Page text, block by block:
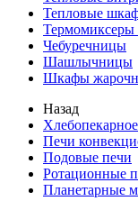
Тепловые
Термомиксеры
Чебуречницы
Шашлычницы
Шкафы
Назад
Печи
Подовые печи
Ротационные
Планетарные